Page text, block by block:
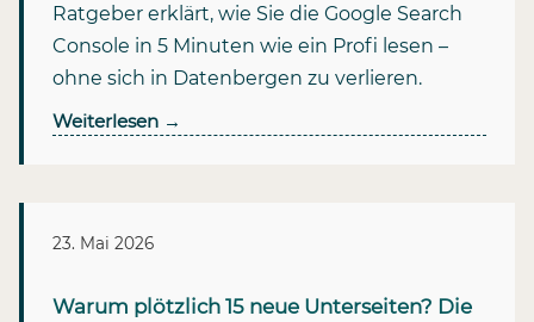
Ratgeber erklärt, wie Sie die Google Search
Console in 5 Minuten wie ein Profi lesen –
ohne sich in Datenbergen zu verlieren.
Weiterlesen →
23. Mai 2026
Warum plötzlich 15 neue Unterseiten? Die